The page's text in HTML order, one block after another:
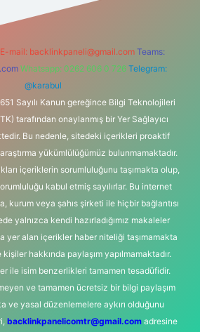
E-mail: backlinkpaneli@gmail.com Teams:
Whatsapp: 0262 606 0 726 Telegram:
@karabul
Sayılı Kanun gereğince Bilgi Teknolojileri
tarafından onaylanmış bir Yer Sağlayıcı
Bu nedenle, sitedeki içerikleri proaktif
yükümlülüğümüz bulunmamaktadır.
içeriklerin sorumluluğunu taşımakta olup,
kabul etmiş sayılırlar. Bu internet
kurum veya şahıs şirketi ile hiçbir bağlantısı
yalnızca kendi hazırladığımız makaleler
yer alan içerikler haber niteliği taşımamakta
hakkında paylaşım yapılmamaktadır.
ile isim benzerlikleri tamamen tesadüfidir.
ve tamamen ücretsiz bir bilgi paylaşım
ve yasal düzenlemelere aykırı olduğunu
backlinkpanelicomtr@gmail.comadresine